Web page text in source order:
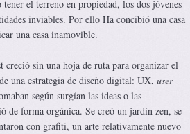
el terreno en propiedad, los dos jóvenes
inviables. Por ello Ha concibió una casa
una casa inamovible.
creció sin una hoja de ruta para organizar el
una estrategia de diseño digital: UX, user
según surgían las ideas o las
de forma orgánica. Se creó un jardín zen, se
con grafiti, un arte relativamente nuevo